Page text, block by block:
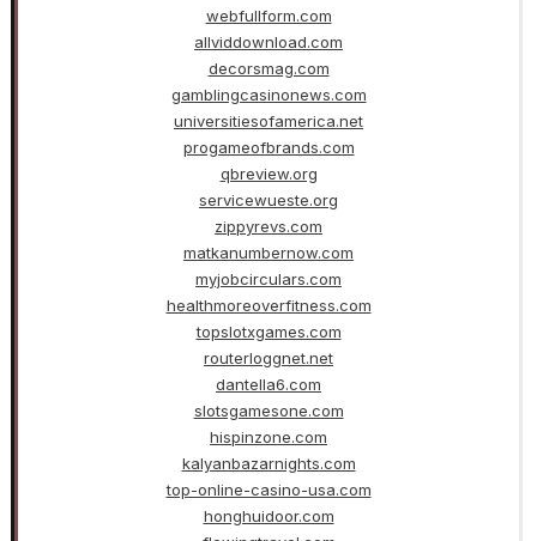
webfullform.com
allviddownload.com
decorsmag.com
gamblingcasinonews.com
universitiesofamerica.net
progameofbrands.com
qbreview.org
servicewueste.org
zippyrevs.com
matkanumbernow.com
myjobcirculars.com
healthmoreoverfitness.com
topslotxgames.com
routerloggnet.net
dantella6.com
slotsgamesone.com
hispinzone.com
kalyanbazarnights.com
top-online-casino-usa.com
honghuidoor.com